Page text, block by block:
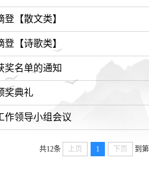
【散文类】
【诗歌类】
奖名单的通知
奖典礼
作领导小组会议
共12条 上页 1 下页 到第